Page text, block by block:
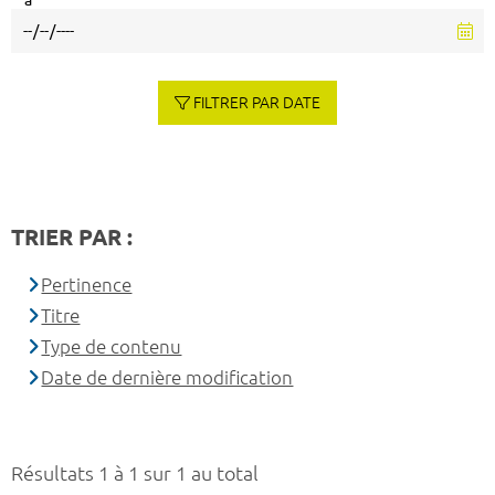
Résultats 1 à 1 sur 1 au total
FILTRER PAR DATE
TRIER PAR :
Pertinence
Titre
Type de contenu
Date de dernière modification